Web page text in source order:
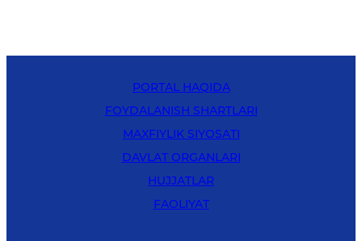
PORTAL HAQIDA
FOYDALANISH SHARTLARI
MAXFIYLIK SIYOSATI
DAVLAT ORGANLARI
HUJJATLAR
FAOLIYAT